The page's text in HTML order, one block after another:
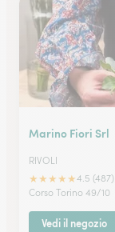
Marino Fiori Srl
RIVOLI
★★★★★4.5 (487)
Corso Torino 49/10
Vedi il negozio